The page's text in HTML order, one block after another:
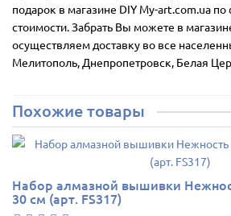
подарок в магазине DIY My-art.com.ua
стоимости. Забрать Вы можете в
осуществляем доставку во все
Мелитополь, Днепропетровск, Белая
Похожие товары
Набор алмазной вышивки
30 см (арт. FS317)